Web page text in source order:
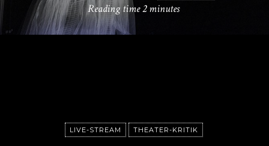
Reading time2 minutes
LIVE-STREAM THEATER-KRITIK